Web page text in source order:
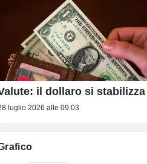
il dollaro si stabilizza
luglio 2026 alle 09:03